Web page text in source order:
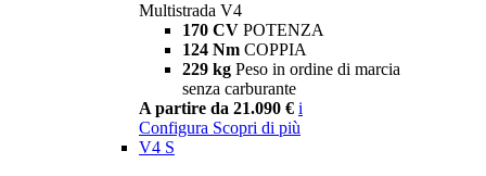
Multistrada V4
170 CV POTENZA
124 Nm COPPIA
229 kg Peso in ordine di marcia
senza carburante
A partire da 21.090 € i
Configura Scopri di più
V4 S